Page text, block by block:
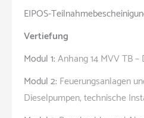
EIPOS-
Vertiefung
Modul 1:Anhang 14 MVV TB
Modul 2: Feuerungsanlagen
Dieselpumpen, technische